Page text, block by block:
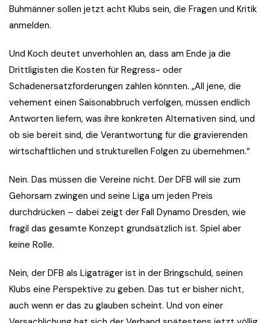
Buhmänner sollen jetzt acht Klubs sein, die Fragen und Kritik
anmelden.
Und Koch deutet unverhohlen an, dass am Ende ja die
Drittligisten die Kosten für Regress- oder
Schadenersatzforderungen zahlen könnten. „All jene, die
vehement einen Saisonabbruch verfolgen, müssen endlich
Antworten liefern, was ihre konkreten Alternativen sind, und
ob sie bereit sind, die Verantwortung für die gravierenden
wirtschaftlichen und strukturellen Folgen zu übernehmen.“
Nein. Das müssen die Vereine nicht. Der DFB will sie zum
Gehorsam zwingen und seine Liga um jeden Preis
durchdrücken – dabei zeigt der Fall Dynamo Dresden, wie
fragil das gesamte Konzept grundsätzlich ist. Spiel aber
keine Rolle.
Nein, der DFB als Ligaträger ist in der Bringschuld, seinen
Klubs eine Perspektive zu geben. Das tut er bisher nicht,
auch wenn er das zu glauben scheint. Und von einer